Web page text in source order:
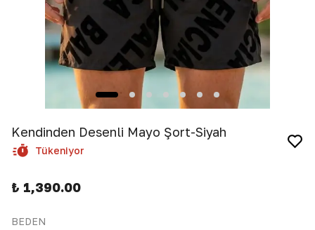
Kendinden Desenli Mayo Şort-Siyah
Tükeniyor
₺ 1,390.00
BEDEN